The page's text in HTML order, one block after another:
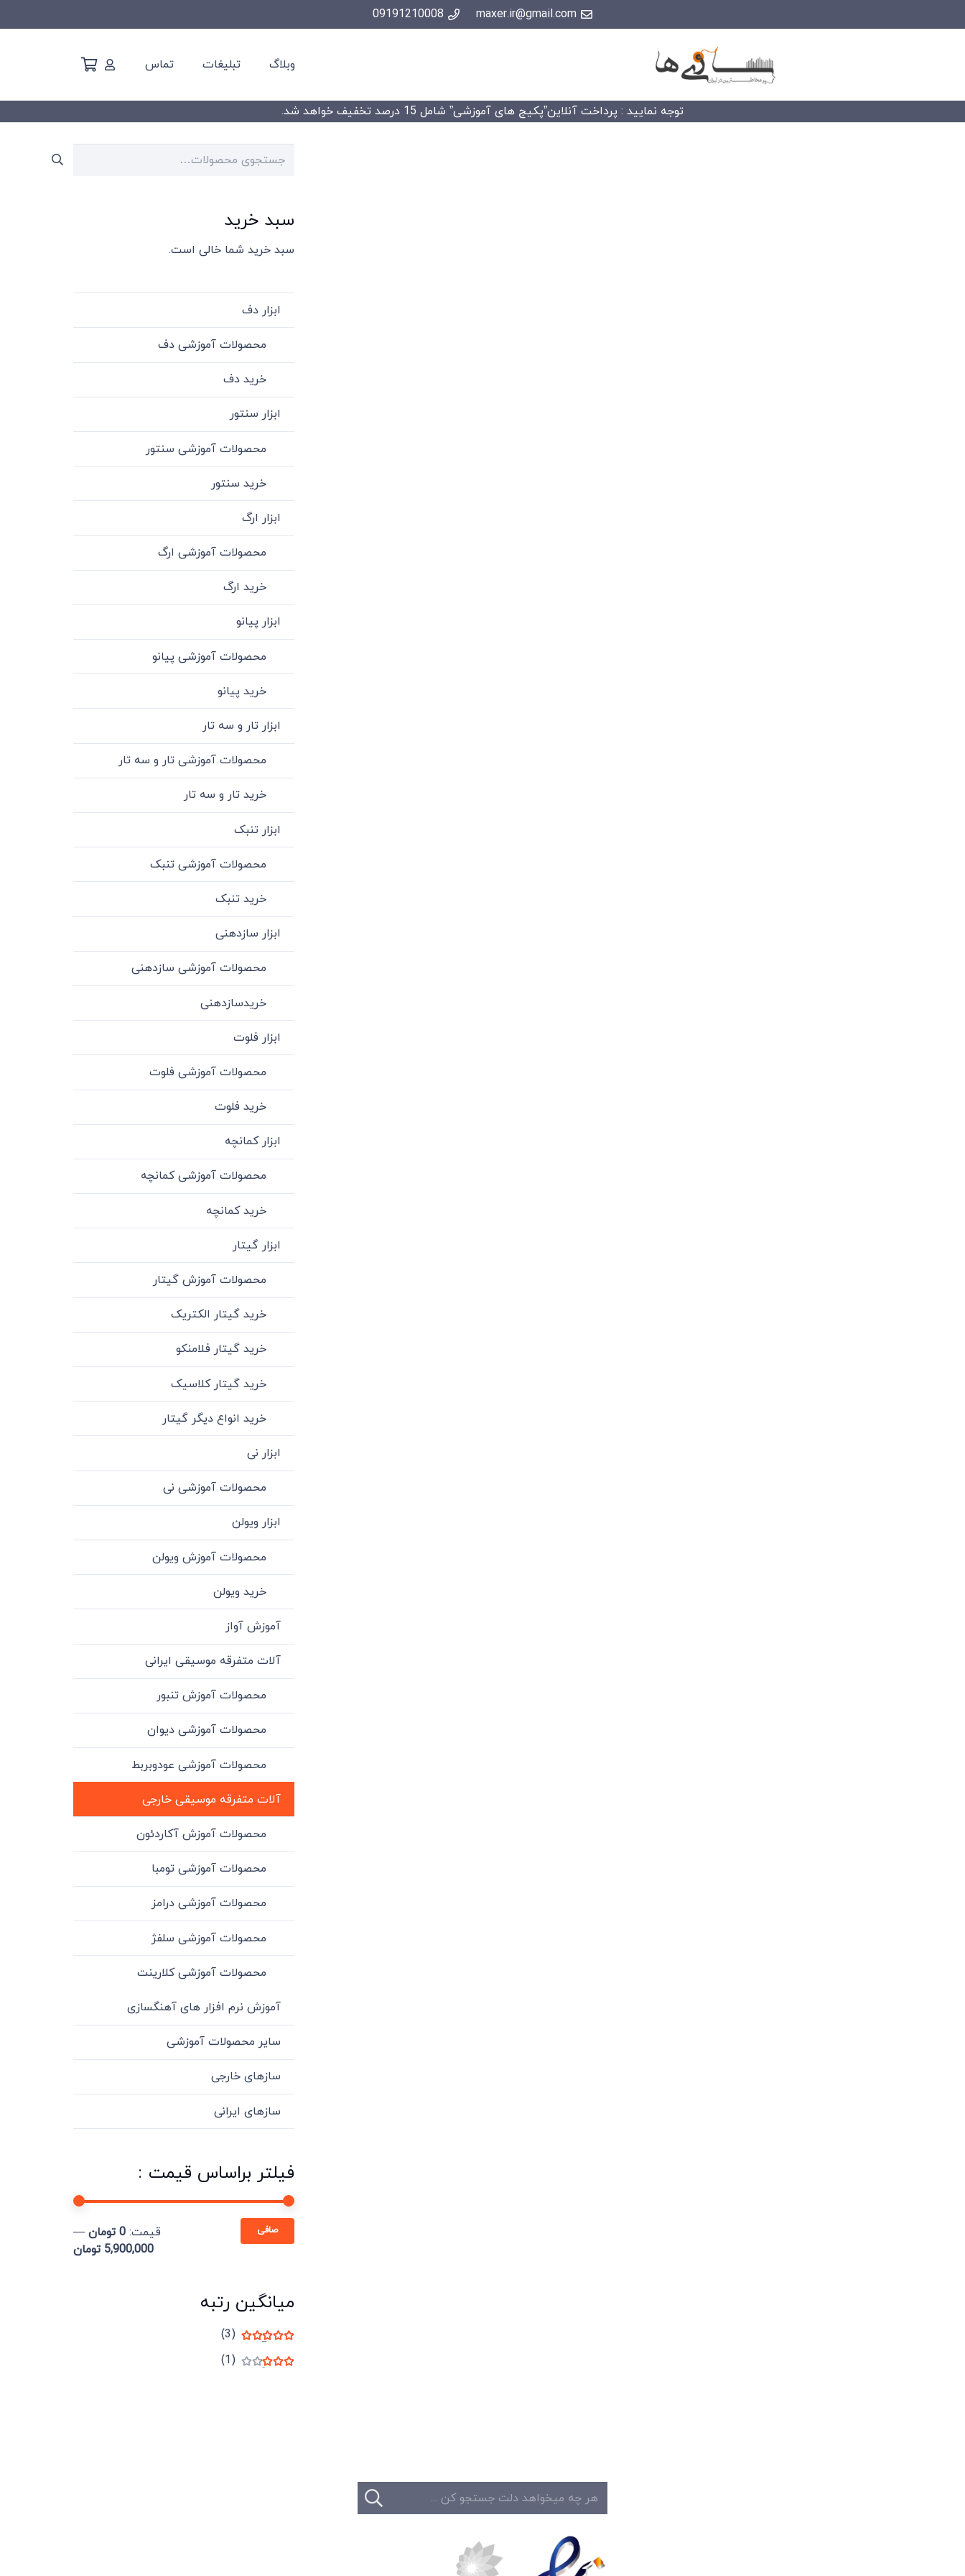
maxer.ir@gmail.com
09191210008
وبلاگ تبلیغات تماس
توجه نمایید : پرداخت آنلاین”پکیج های آموزشی” شامل 15 درصد تخفیف خواهد شد.
جستجو
سبد خرید
سبد خرید شما خالی است.
ابزار دف
محصولات آموزشی دف
خرید دف
ابزار سنتور
محصولات آموزشی سنتور
خرید سنتور
ابزار ارگ
محصولات آموزشی ارگ
خرید ارگ
ابزار پیانو
محصولات آموزشی پیانو
خرید پیانو
ابزار تار و سه تار
محصولات آموزشی تار و سه تار
خرید تار و سه تار
ابزار تنبک
محصولات آموزشی تنبک
خرید تنبک
ابزار سازدهنی
محصولات آموزشی سازدهنی
خریدسازدهنی
ابزار فلوت
محصولات آموزشی فلوت
خرید فلوت
ابزار کمانچه
محصولات آموزشی کمانچه
خرید کمانچه
ابزار گیتار
محصولات آموزش گیتار
خرید گیتار الکتریک
خرید گیتار فلامنکو
خرید گیتار کلاسیک
خرید انواع دیگر گیتار
ابزار نی
محصولات آموزشی نی
ابزار ویولن
محصولات آموزش ویولن
خرید ویولن
آموزش آواز
آلات متفرقه موسیقی ایرانی
محصولات آموزش تنبور
محصولات آموزشی دیوان
محصولات آموزشی عودوبربط
آلات متفرقه موسیقی خارجی
محصولات آموزش آکاردئون
محصولات آموزشی تومبا
محصولات آموزشی درامز
محصولات آموزشی سلفژ
محصولات آموزشی کلارینت
آموزش نرم افزار های آهنگسازی
سایر محصولات آموزشی
سازهای خارجی
سازهای ایرانی
فیلتر براساس قیمت :
صافی قيمت: 0 تومان
—
5,900,000 تومان
میانگین رتبه
5
(3)
3
(1)